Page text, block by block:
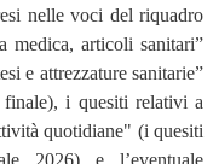
nelle voci del riquadro
medica, articoli sanitari”
e attrezzature sanitarie”
i quesiti relativi a
quotidiane" (i quesiti
2026) e l’eventuale